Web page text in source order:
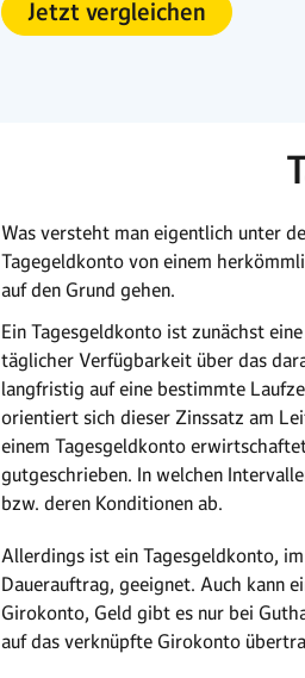
Jetzt vergleichen
Was versteht man eigentlich unter
Tagegeldkonto von einem
auf den Grund gehen.
Ein Tagesgeldkonto ist zunächst
täglicher Verfügbarkeit über das
langfristig auf eine bestimmte
orientiert sich dieser Zinssatz am
einem Tagesgeldkonto
gutgeschrieben. In welchen
bzw. deren Konditionen ab.
Allerdings ist ein Tagesgeldkonto,
Dauerauftrag, geeignet. Auch kann
Girokonto, Geld gibt es nur bei
auf das verknüpfte Girokonto